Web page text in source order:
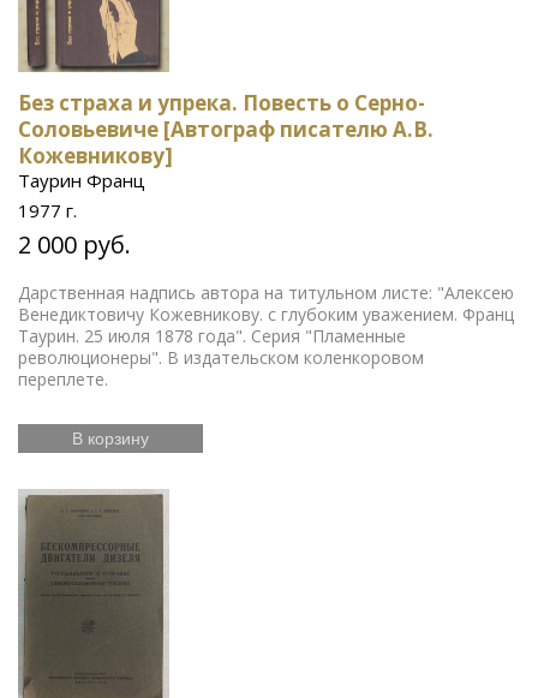
Без страха и упрека. Повесть о Серно-
Соловьевиче [Автограф писателю А.В.
Кожевникову]
Таурин Франц
1977 г.
2 000 руб.
Дарственная надпись автора на титульном листе: "Алексею
Венедиктовичу Кожевникову. с глубоким уважением. Франц
Таурин. 25 июля 1878 года". Серия "Пламенные
революционеры". В издательском коленкоровом
переплете.
В корзину